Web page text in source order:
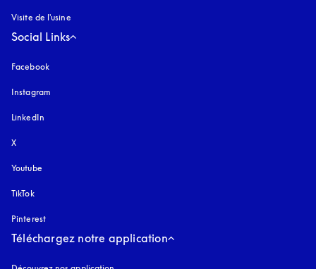
Visite de l'usine
Social Links
Facebook
Instagram
LinkedIn
X
Youtube
TikTok
Pinterest
Téléchargez notre application